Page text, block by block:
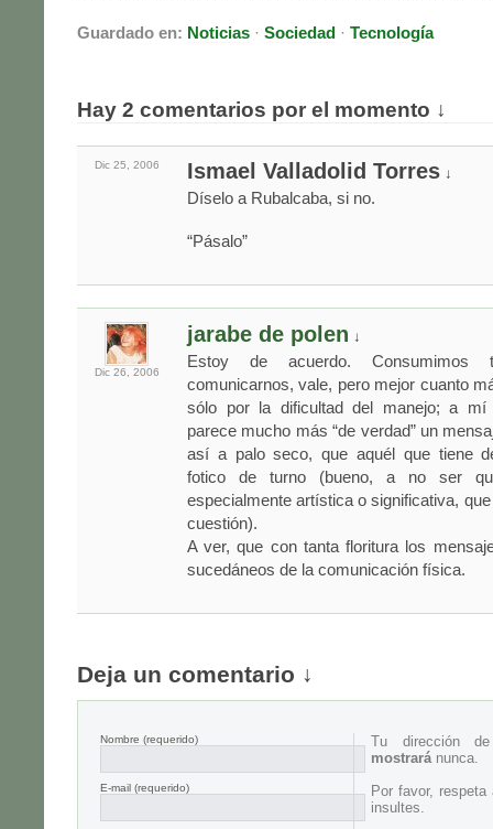
Guardado en: Noticias · Sociedad · Tecnología
Hay 2 comentarios por el momento ↓
Dic 25, 2006 Ismael Valladolid Torres ↓
Díselo a Rubalcaba, si no.
“Pásalo”
Dic 26, 2006
jarabe de polen ↓
Estoy de acuerdo. Consumimos
comunicarnos, vale, pero mejor cuanto
sólo por la dificultad del manejo; a mí
parece mucho más “de verdad” un
así a palo seco, que aquél que tiene
fotico de turno (bueno, a no ser
especialmente artística o significativa,
cuestión).
A ver, que con tanta floritura los
sucedáneos de la comunicación física.
Deja un comentario ↓
Nombre (requerido)
E-mail (requerido)
Tu dirección
mostrará nunca.
Por favor,
insultes.